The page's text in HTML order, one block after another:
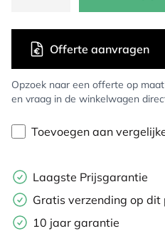
Opzoek naar een offerte op
en vraag in de winkelwagen
Offerte aanvragen
Toevoegen aan
Laagste Prijsgarantie
Gratis verzending op dit
10 jaar garantie